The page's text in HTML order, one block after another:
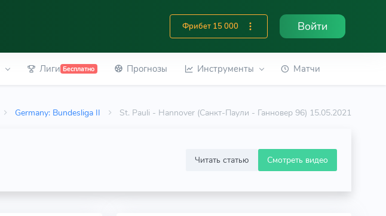
Фрибет 15 000 Войти
Лиги Бесплатно Прогнозы Инструменты Матчи
Germany: Bundesliga II St. Pauli - Hannover (Санкт-Паули - Ганновер 96) 15.05.2021
Читать статью Смотреть видео